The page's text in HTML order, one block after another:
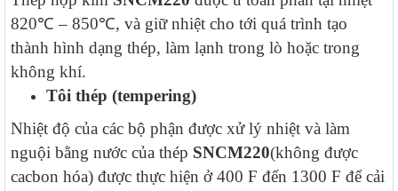
820℃ – 850℃, và giữ nhiệt cho tới quá trình tạo
thành hình dạng thép, làm lạnh trong lò hoặc trong
không khí.
Tôi thép (tempering)
Nhiệt độ của các bộ phận được xử lý nhiệt và làm
nguội bằng nước của thép SNCM220(không được
cacbon hóa) được thực hiện ở 400 F đến 1300 F để cải